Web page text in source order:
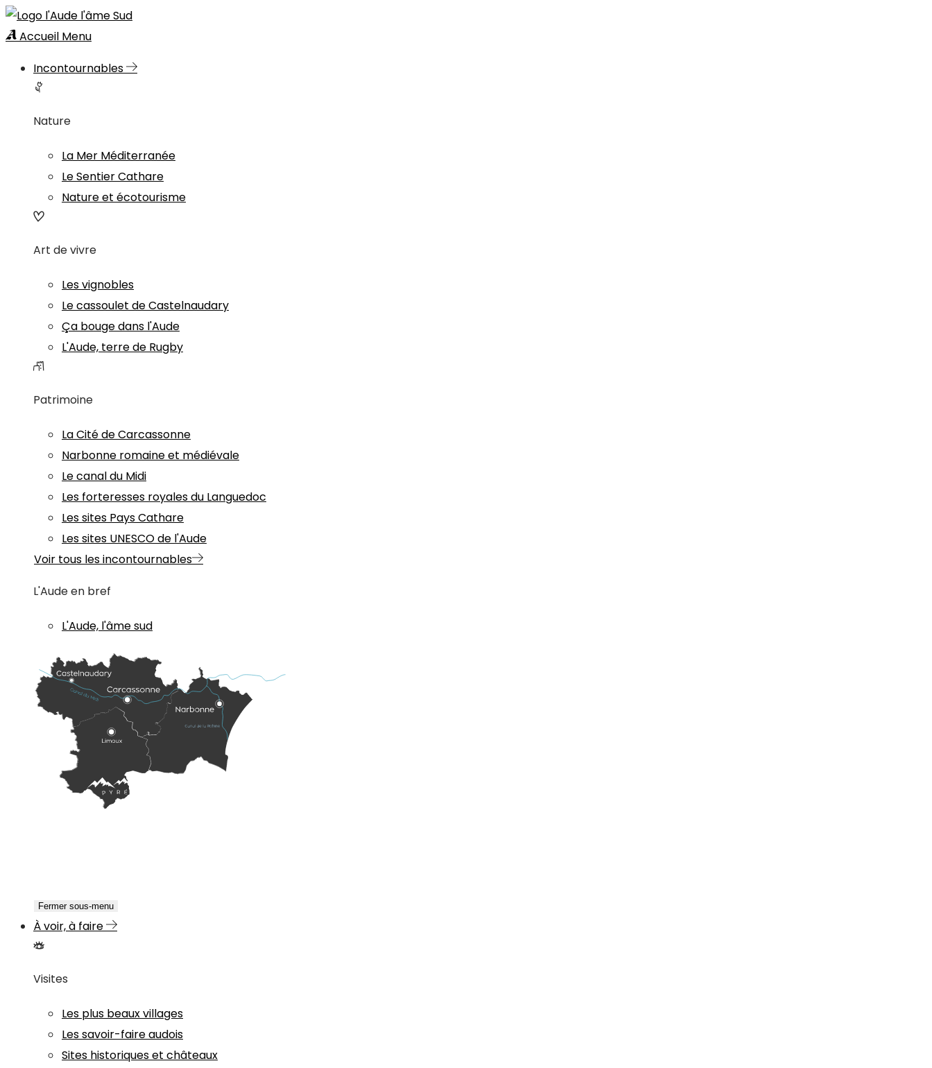
Accueil Menu
Incontournables
Nature
La Mer Méditerranée
Le Sentier Cathare
Nature et écotourisme
Art de vivre
Les vignobles
Le cassoulet de Castelnaudary
Ça bouge dans l'Aude
L'Aude, terre de Rugby
Patrimoine
La Cité de Carcassonne
Narbonne romaine et médiévale
Le canal du Midi
Les forteresses royales du Languedoc
Les sites Pays Cathare
Les sites UNESCO de l'Aude
Voir tous les incontournables
L'Aude en bref
L'Aude, l'âme sud
Fermer sous-menu
À voir, à faire
Visites
Les plus beaux villages
Les savoir-faire audois
Sites historiques et châteaux